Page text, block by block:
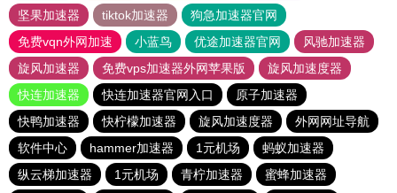
坚果加速器
tiktok加速器
狗急加速器官网
免费vqn外网加速
小蓝鸟 优途加速器官网
风驰加速器
旋风加速器
免费vps加速器外网苹果版
旋风加速度器
快连加速器
快连加速器官网入口
原子加速器
快鸭加速器
快柠檬加速器 旋风加速度器
外网网址导航
软件中心
hammer加速器 1元机场
蚂蚁加速器
纵云梯加速器
1元机场 青柠加速器
蜜蜂加速器